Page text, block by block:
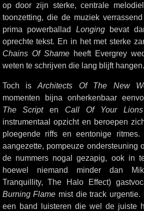
op door zijn sterke, centrale
toonzetting, die de muziek
prima powerballad Longingbevat
oprechte tekst. En in het met sterke
Chains Of Shameheeft Evergrey
weten te schrijven die lang blijft hangen.
Toch isArchitects Of The New
momenten bijna onherkenbaar
The Scripten Call Of Your Lions
instrumentaal opzicht en beroepen
ploegende riffs en eentonige
aangezette, pompeuze ondersteuning
de nummers nogal gezapig, ook in
hoewel niemand minder dan
Tranquillity, The Halo Effect)
Burning Flame mist die track
een band luisteren die wel de juiste